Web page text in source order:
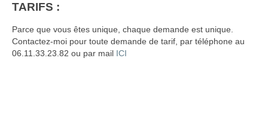
TARIFS :
Parce que vous êtes unique, chaque demande est unique.
Contactez-moi pour toute demande de tarif, par téléphone au
06.11.33.23.82 ou par mail ICI